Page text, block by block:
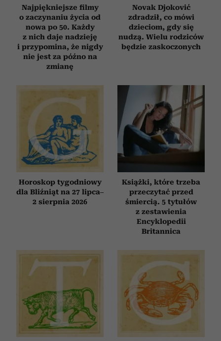
Najpiękniejsze filmy
o zaczynaniu życia od
nowa po 50. Każdy
z nich daje nadzieję
i przypomina, że nigdy
nie jest za późno na
zmianę
Novak Djoković
zdradził, co mówi
dzieciom, gdy się
nudzą. Wielu rodziców
będzie zaskoczonych
Horoskop tygodniowy
dla Bliźniąt na 27 lipca–
2 sierpnia 2026
Książki, które trzeba
przeczytać przed
śmiercią. 5 tytułów
z zestawienia
Encyklopedii
Britannica